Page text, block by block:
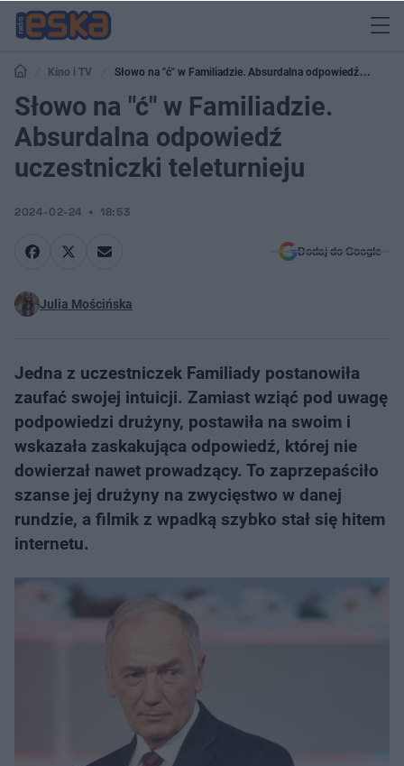
Kino i TV
Słowo na "ć" w Familiadzie. Absurdalna odpowiedź
uczestniczki teleturnieju
Słowo na "ć" w Familiadzie.
Absurdalna odpowiedź
uczestniczki teleturnieju
2024-02-24 18:53
Dodaj do Google
Julia Mościńska
Jedna z uczestniczek Familiady postanowiła
zaufać swojej intuicji. Zamiast wziąć pod uwagę
podpowiedzi drużyny, postawiła na swoim i
wskazała zaskakująca odpowiedź, której nie
dowierzał nawet prowadzący. To zaprzepaściło
szanse jej drużyny na zwycięstwo w danej
rundzie, a filmik z wpadką szybko stał się hitem
internetu.